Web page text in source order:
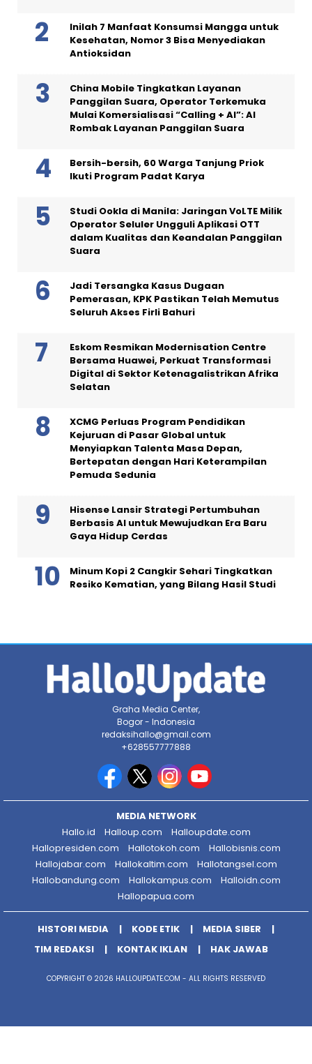
Inilah 7 Manfaat Konsumsi Mangga untuk
Kesehatan, Nomor 3 Bisa Menyediakan
Antioksidan
China Mobile Tingkatkan Layanan
Panggilan Suara, Operator Terkemuka
Mulai Komersialisasi “Calling + AI”: AI
Rombak Layanan Panggilan Suara
Bersih-bersih, 60 Warga Tanjung Priok
Ikuti Program Padat Karya
Studi Ookla di Manila: Jaringan VoLTE Milik
Operator Seluler Ungguli Aplikasi OTT
dalam Kualitas dan Keandalan Panggilan
Suara
Jadi Tersangka Kasus Dugaan
Pemerasan, KPK Pastikan Telah Memutus
Seluruh Akses Firli Bahuri
Eskom Resmikan Modernisation Centre
Bersama Huawei, Perkuat Transformasi
Digital di Sektor Ketenagalistrikan Afrika
Selatan
XCMG Perluas Program Pendidikan
Kejuruan di Pasar Global untuk
Menyiapkan Talenta Masa Depan,
Bertepatan dengan Hari Keterampilan
Pemuda Sedunia
Hisense Lansir Strategi Pertumbuhan
Berbasis AI untuk Mewujudkan Era Baru
Gaya Hidup Cerdas
Minum Kopi 2 Cangkir Sehari Tingkatkan
Resiko Kematian, yang Bilang Hasil Studi
Graha Media Center,
Bogor - Indonesia
redaksihallo@gmail.com
+628557777888
MEDIA NETWORK
Hallo.id
Halloup.com
Halloupdate.com
Hallopresiden.com
Hallotokoh.com
Hallobisnis.com
Hallojabar.com
Hallokaltim.com
Hallotangsel.com
Hallobandung.com
Hallokampus.com
Halloidn.com
Hallopapua.com
HISTORI MEDIA KODE ETIK
MEDIA SIBER
TIM REDAKSI
KONTAK IKLAN HAK JAWAB
COPYRIGHT © 2026 HALLOUPDATE.COM - ALL RIGHTS RESERVED